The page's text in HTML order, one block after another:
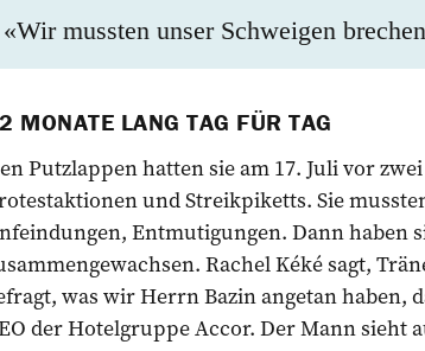
«Wir mussten unser Schweigen
MONATE LANG TAG FÜR TAG
Putzlappen hatten sie am 17. Juli vor
und Streikpiketts. Sie
Entmutigungen. Dann haben
Rachel Kéké sagt,
was wir Herrn Bazin angetan haben,
der Hotelgruppe Accor. Der Mann sieht